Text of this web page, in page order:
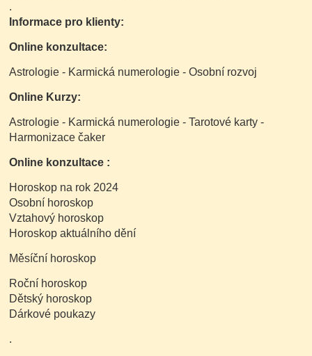
.
Informace pro klienty:
Online konzultace:
Astrologie - Karmická numerologie - Osobní rozvoj
Online Kurzy:
Astrologie - Karmická numerologie - Tarotové karty -
Harmonizace čaker
Online konzultace :
Horoskop na rok 2024
Osobní horoskop
Vztahový horoskop
Horoskop aktuálního dění
Měsíční horoskop
Roční horoskop
Dětský horoskop
Dárkové poukazy
.